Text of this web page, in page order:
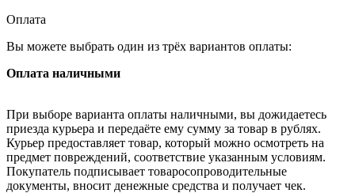
Оплата
Вы можете выбрать один из трёх вариантов оплаты:
Оплата наличными
При выборе варианта оплаты наличными, вы дожидаетесь
приезда курьера и передаёте ему сумму за товар в рублях.
Курьер предоставляет товар, который можно осмотреть на
предмет повреждений, соответствие указанным условиям.
Покупатель подписывает товаросопроводительные
документы, вносит денежные средства и получает чек.